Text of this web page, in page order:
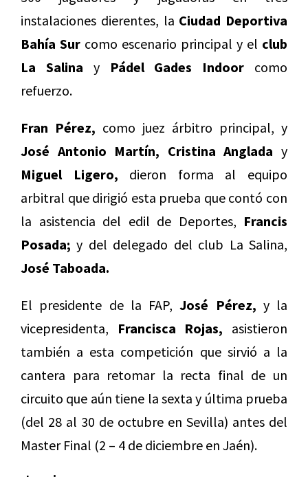
instalaciones dierentes, la Ciudad Deportiva
Bahía Sur como escenario principal y el club
La Salina y Pádel Gades Indoor como
refuerzo.
Fran Pérez, como juez árbitro principal, y
José Antonio Martín, Cristina Anglada y
Miguel Ligero, dieron forma al equipo
arbitral que dirigió esta prueba que contó con
la asistencia del edil de Deportes, Francis
Posada; y del delegado del club La Salina,
José Taboada.
El presidente de la FAP,José Pérez, y la
vicepresidenta, Francisca Rojas, asistieron
también a esta competición que sirvió a la
cantera para retomar la recta final de un
circuito que aún tiene la sexta y última prueba
(del 28 al 30 de octubre en Sevilla) antes del
Master Final (2 – 4 de diciembre en Jaén).